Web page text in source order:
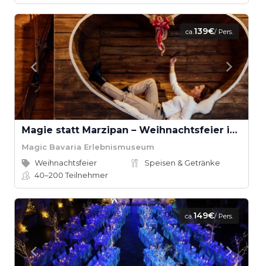
ca.139€/ Pers.
Magie statt Marzipan – Weihnachtsfeier im Magic Bavaria
Magic Bavaria Erlebnismuseum
Weihnachtsfeier
Speisen & Getränke
40–200Teilnehmer
ca.149€/ Pers.